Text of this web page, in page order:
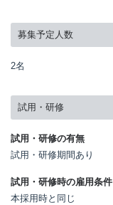
募集予定人数
2名
試用・研修
試用・研修の有無
試用・研修期間あり
試用・研修時の雇用条件
本採用時と同じ